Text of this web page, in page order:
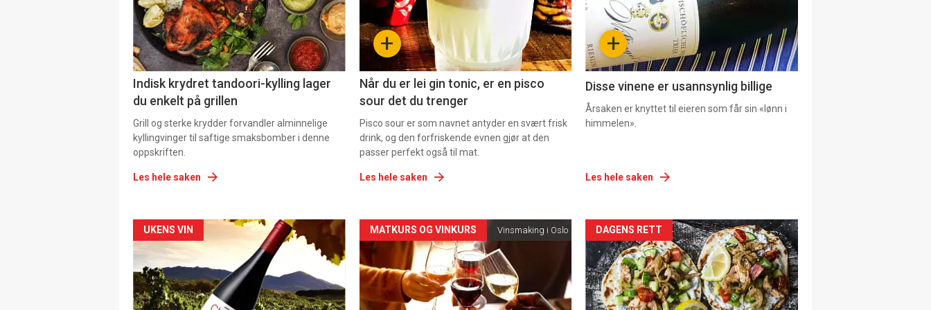
Indisk krydret tandoori-kylling lager
du enkelt på grillen
Grill og sterke krydder forvandler alminnelige
kyllingvinger til saftige smaksbomber i denne
oppskriften.
Les hele saken
-
+
Når du er lei gin tonic, er en pisco
sour det du trenger
Pisco sour er som navnet antyder en svært frisk
drink, og den forfriskende evnen gjør at den
passer perfekt også til mat.
Les hele saken
3 +
Disse vinene er usannsynlig billige
Årsaken er knyttet til eieren som får sin «lønn i
himmelen».
Les hele saken
Forsiden
akkurat
nå
UKENS VIN
Forsiden
akkurat
nå
MATKURS OG VINKURS Vinsmaking i Oslo
Forsiden
akkurat
nå
DAGENS RETT